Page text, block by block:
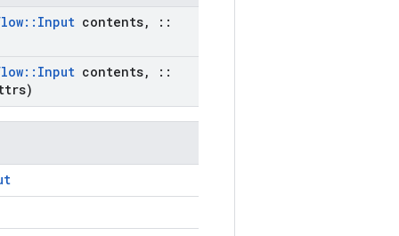
:: Input contents,
::
:: Input contents,
::